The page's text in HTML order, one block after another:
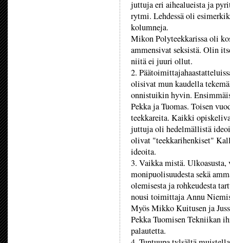
juttuja eri aihealueista ja
rytmi. Lehdessä oli
kolumneja.
Mikon Polyteekkarissa oli
ammensivat seksistä. Olin
niitä ei juuri ollut.
2.
olisivat mun kaudella
onnistuikin hyvin.
Pekka ja Tuomas. Toisen
teekkareita. Kaikki
juttuja oli hedelmällistä
olivat "teekkarihenkiset"
ideoita.
3. Vaikka mistä.
monipuolisuudesta sekä
olemisesta ja rohkeudesta
nousi toimittaja Annu
Myös Mikko Kuitusen ja
Pekka Tuomisen Tekniikan
palautetta.